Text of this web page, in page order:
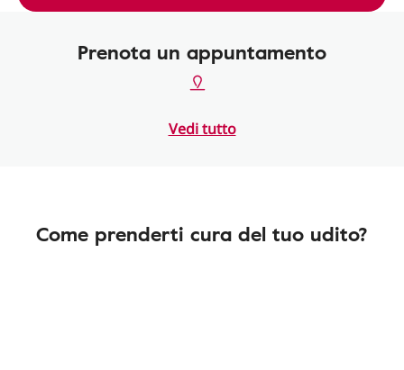
Prenota un appuntamento
Vedi tutto
Come prenderti cura del tuo udito?